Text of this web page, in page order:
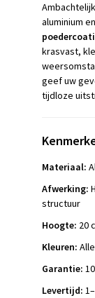
aluminium
krasvast,
geef uw
tijdloze
Materiaal:
Afwerking:
structuur
Hoogte: 20
Kleuren:
Garantie:
Levertijd: